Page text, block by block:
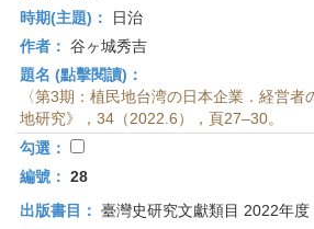
時期(主題)：
日治
作者： 谷ヶ城秀吉
題名 (點擊閱讀)：
〈第3期：植民地台湾の日本企業．経営者
地研究》，34（2022.6），頁27–30。
勾選：
編號： 28
出版書目： 臺灣史研究文獻類目 2022年度